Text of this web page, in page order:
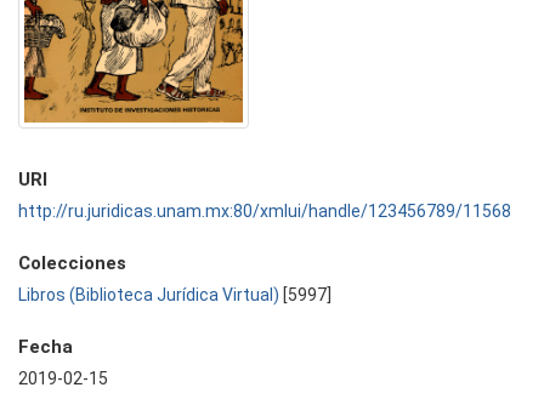
URI
http://ru.juridicas.unam.mx:80/xmlui/handle/123456789/11568
Colecciones
Libros (Biblioteca Jurídica Virtual) [5997]
Fecha
2019-02-15